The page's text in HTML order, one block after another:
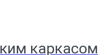
каркасом